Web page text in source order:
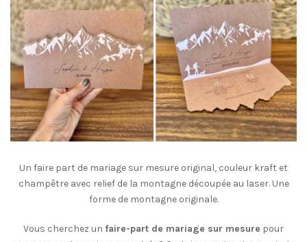
Un faire part de mariage sur mesure original, couleur kraft et
champêtre avec relief de la montagne découpée au laser. Une
forme de montagne originale.
Vous cherchez un faire-part de mariage sur mesure pour